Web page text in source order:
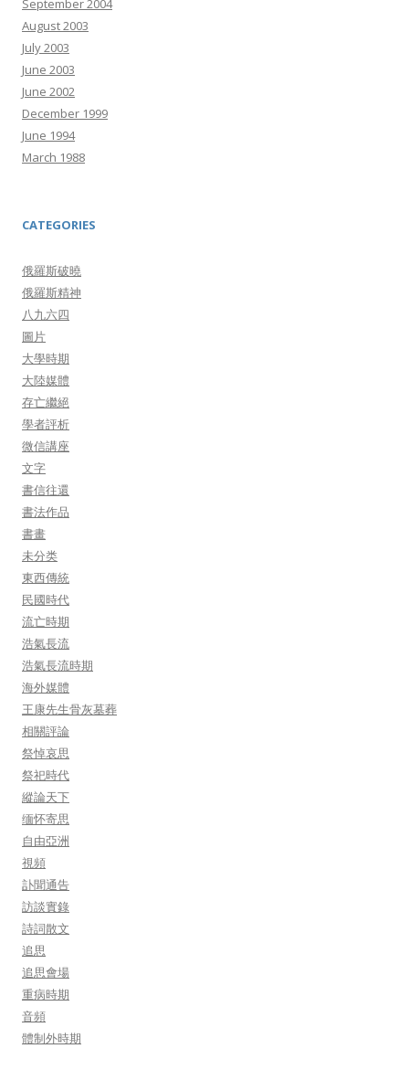
September 2004
August 2003
July 2003
June 2003
June 2002
December 1999
June 1994
March 1988
CATEGORIES
俄羅斯破曉
俄羅斯精神
八九六四
圖片
大學時期
大陸媒體
存亡繼絕
學者評析
微信講座
文字
書信往還
書法作品
書畫
未分类
東西傳統
民國時代
流亡時期
浩氣長流
浩氣長流時期
海外媒體
王康先生骨灰墓葬
相關評論
祭悼哀思
祭祀時代
縱論天下
缅怀寄思
自由亞洲
視頻
訃聞通告
訪談實錄
詩詞散文
追思
追思會場
重病時期
音頻
體制外時期